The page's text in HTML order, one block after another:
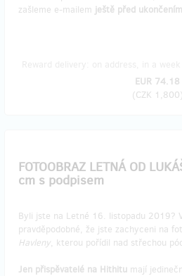
zašleme e-mailem ještě před
EUR 74.18
(CZK 1,800)
FOTOOBRAZ LETNÁ OD
cm s podpisem
Byli jste na Letné 16. listopadu 2019?
pravděpodobné, že jste zachyceni na
Havleny, kterou pořídil nad střechou
Jen přispěvatelé na Hithitu mají